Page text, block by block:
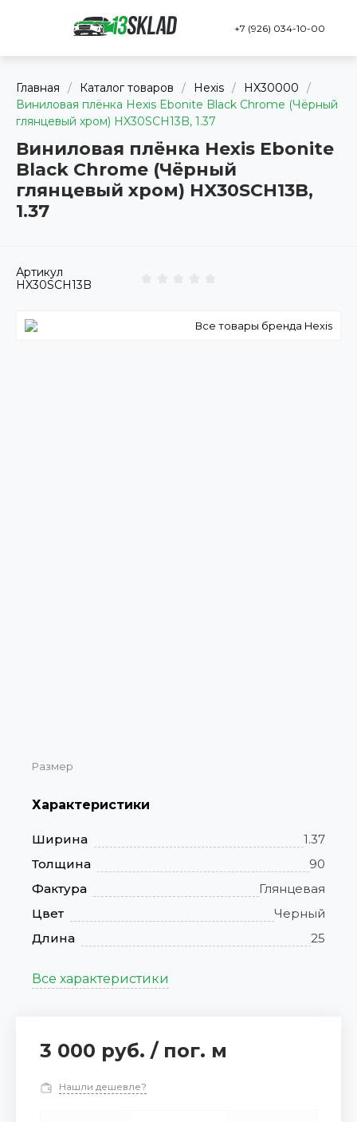
+7 (926) 034-10-00
Главная / Каталог товаров / Hexis / HX30000
/
Виниловая плёнка Hexis Ebonite Black Chrome (Чёрный
глянцевый хром) HX30SCH13B, 1.37
Виниловая плёнка Hexis Ebonite
Black Chrome (Чёрный
глянцевый хром) HX30SCH13B,
1.37
Артикул
HX30SCH13B
Все товары бренда Hexis
Размер
Характеристики
Ширина
1.37
Толщина
90
Фактура
Глянцевая
Цвет
Черный
Длина
25
Все характеристики
3 000 руб. / пог. м
Нашли дешевле?